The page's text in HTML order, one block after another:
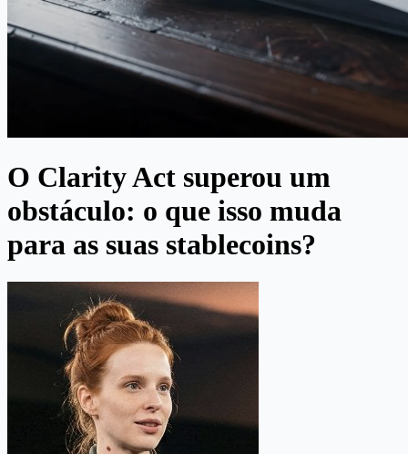
O Clarity Act superou um
obstáculo: o que isso muda
para as suas stablecoins?